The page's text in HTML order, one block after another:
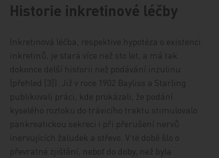
Historie inkretinové léčby
Inkretinová léčba, respektive hypotéza o existenci
inkretinů, je stará více než sto let, a má tak
dokonce delší historii než podávání inzulinu
(přehled [3]). Již v roce 1902 Bayliss a Starling
publikovali práci, kde prokázali, že podání
kyselého roztoku do trávicího traktu stimulovalo
pankreatickou sekreci i při přerušení nervů
inervujících žaludek a střevo. V té době šlo o
převratné zjištění, neboť do doby, než byla